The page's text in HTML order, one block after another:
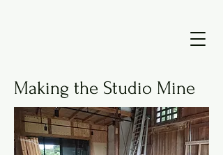
Making the Studio Mine